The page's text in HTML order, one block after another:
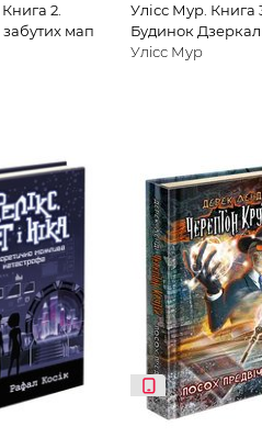
2.
мап
Улісс Мур. Книга
Будинок Дзеркал
Улісс Мур